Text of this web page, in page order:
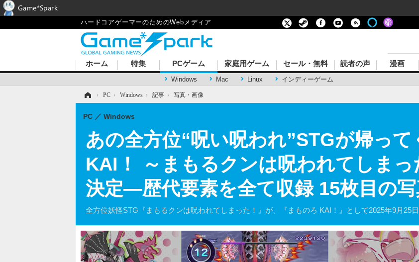
ハードコアゲーマーのためのWebメディア
ホーム 特集 PCゲーム
Windows Mac Linux インディーゲーム
家庭用ゲーム セール・無料 読者の声 漫画
› PC › Windows › 記事 › 写真・画像
あの全方位“呪い呪われ”STGが帰っ
KAI！ ～まもるクンは呪われてしま
決定―歴代要素を全て収録 15枚目の
全方位妖怪STG『まもるクンは呪われてしまった！』が、『まものろ KAI！』として2025年9月25日
PC Windows
Game*Spark